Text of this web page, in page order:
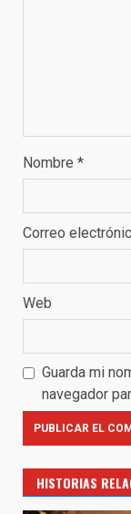
Nombre *
Correo
Web
Guarda mi
navegador
HISTORIAS